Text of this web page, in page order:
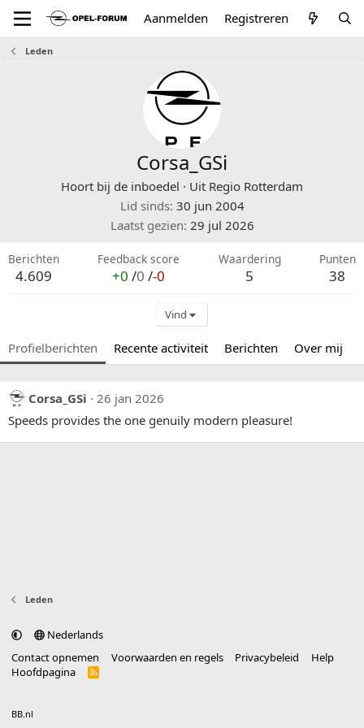
Aanmelden Registreren
Leden
Corsa_GSi
Hoort bij de inboedel · Uit Regio Rotterdam
Lid sinds 30 jun 2004
Laatst gezien 29 jul 2026
Berichten
4.609
Feedback score
+0 /0 /-0
Waardering
5
Punten
38
Vind
Profielberichten Recente activiteit Berichten Over mij
Corsa_GSi
26 jan 2026
Speeds provides the one genuily modern pleasure!
Leden
Nederlands
Contact opnemen
Voorwaarden en regels Privacybeleid
Help
Hoofdpagina
R
BB.nl